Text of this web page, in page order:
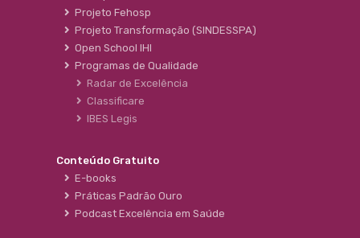
Projeto Fehosp
Projeto Transformação (SINDESSPA)
Open School IHI
Programas de Qualidade
Radar de Excelência
Classificare
IBES Legis
Conteúdo Gratuito
E-books
Práticas Padrão Ouro
Podcast Excelência em Saúde